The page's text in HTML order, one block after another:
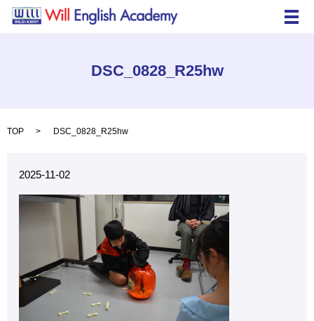
メ
DSC_0828_R25hw
TOP DSC_0828_R25hw
2025-11-02